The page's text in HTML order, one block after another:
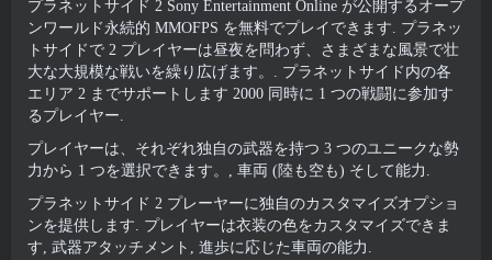
プラネットサイド 2 Sony Entertainment Online が公開するオープ
ンワールド永続的 MMOFPS を無料でプレイできます. プラネッ
トサイドで 2 プレイヤーは昼夜を問わず、さまざまな風景で壮
大な大規模な戦いを繰り広げます。. プラネットサイド内の各
エリア 2 までサポートします 2000 同時に 1 つの戦闘に参加す
るプレイヤー.
プレイヤーは、それぞれ独自の武器を持つ 3 つのユニークな勢
力から 1 つを選択できます。, 車両 (陸も空も) そして能力.
プラネットサイド 2 プレーヤーに独自のカスタマイズオプショ
ンを提供します. プレイヤーは衣装の色をカスタマイズできま
す, 武器アタッチメント, 進歩に応じた車両の能力.